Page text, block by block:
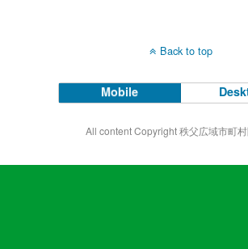
Back to top
Mobile
All content Copyright 秩父広域市町